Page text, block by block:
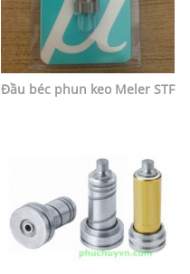
Đầu béc phun keo Meler STF